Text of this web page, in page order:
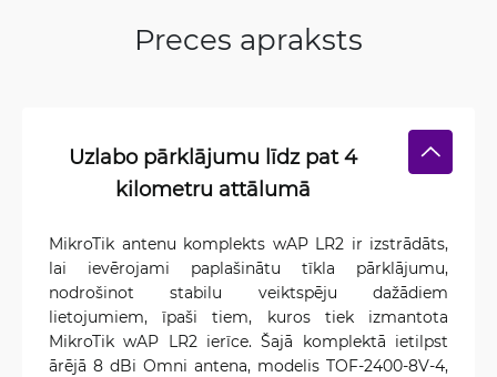
Preces apraksts
Uzlabo pārklājumu līdz pat 4
kilometru attālumā
MikroTik antenu komplekts wAP LR2 ir izstrādāts,
lai ievērojami paplašinātu tīkla pārklājumu,
nodrošinot stabilu veiktspēju dažādiem
lietojumiem, īpaši tiem, kuros tiek izmantota
MikroTik wAP LR2 ierīce. Šajā komplektā ietilpst
ārējā 8 dBi Omni antena, modelis TOF-2400-8V-4,